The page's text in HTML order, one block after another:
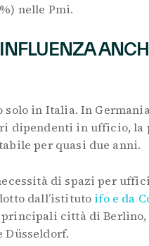
nelle Pmi.
in Italia. In
dipendenti in ufficio, la
per quasi due anni.
di spazi per
dall’istituto ifo e da
città di Berlino,
Düsseldorf.